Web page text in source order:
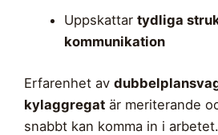
Uppskattar tydliga
kommunikation
Erfarenhet av
kylaggregat är meriterande
snabbt kan komma in i arbetet.